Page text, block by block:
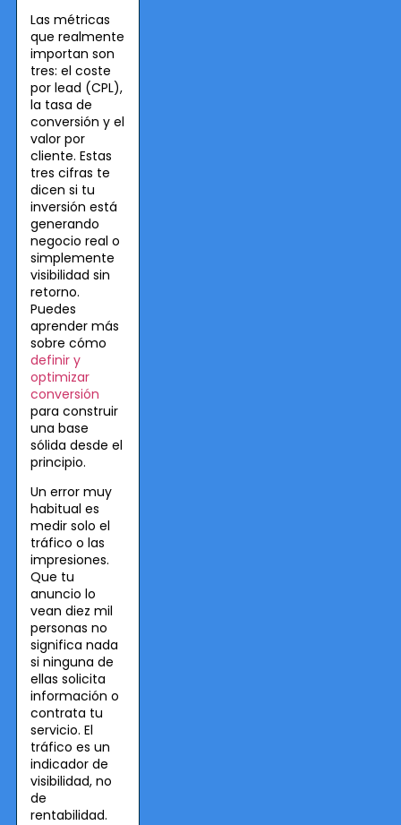
Las métricas
que realmente
importan son
tres: el coste
por lead (CPL),
la tasa de
conversión y el
valor por
cliente. Estas
tres cifras te
dicen si tu
inversión está
generando
negocio real o
simplemente
visibilidad sin
retorno.
Puedes
aprender más
sobre cómo
definir y
optimizar
conversión
para construir
una base
sólida desde el
principio.
Un error muy
habitual es
medir solo el
tráfico o las
impresiones.
Que tu
anuncio lo
vean diez mil
personas no
significa nada
si ninguna de
ellas solicita
información o
contrata tu
servicio. El
tráfico es un
indicador de
visibilidad, no
de
rentabilidad.